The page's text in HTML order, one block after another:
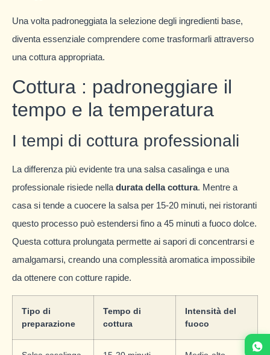
Una volta padroneggiata la selezione degli ingredienti base,
diventa essenziale comprendere come trasformarli attraverso
una cottura appropriata.
Cottura : padroneggiare il
tempo e la temperatura
I tempi di cottura professionali
La differenza più evidente tra una salsa casalinga e una
professionale risiede nella durata della cottura. Mentre a
casa si tende a cuocere la salsa per 15-20 minuti, nei ristoranti
questo processo può estendersi fino a 45 minuti a fuoco dolce.
Questa cottura prolungata permette ai sapori di concentrarsi e
amalgamarsi, creando una complessità aromatica impossibile
da ottenere con cotture rapide.
Tipo di
preparazione
Tempo di
cottura
Intensità del
fuoco